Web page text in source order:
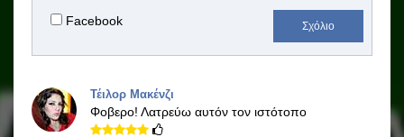
Facebook Σχόλιο
Τέιλορ Μακένζι
Φοβερο! Λατρεύω αυτόν τον ιστότοπο